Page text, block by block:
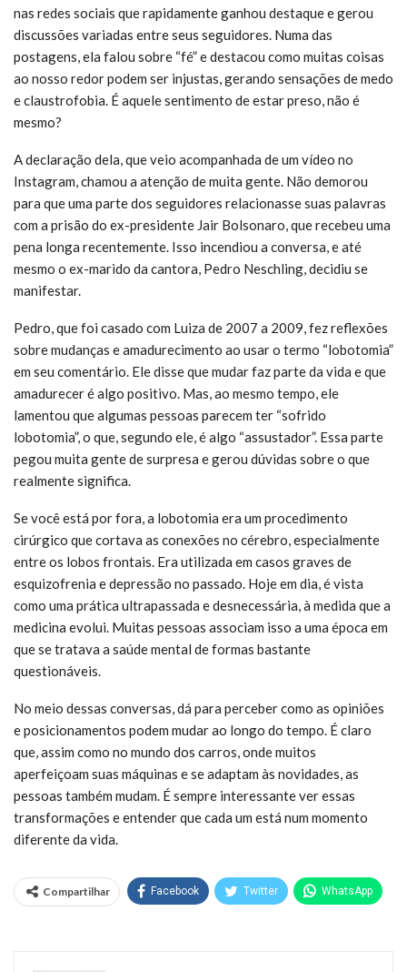
nas redes sociais que rapidamente ganhou destaque e gerou
discussões variadas entre seus seguidores. Numa das
postagens, ela falou sobre “fé” e destacou como muitas coisas
ao nosso redor podem ser injustas, gerando sensações de medo
e claustrofobia. É aquele sentimento de estar preso, não é
mesmo?
A declaração dela, que veio acompanhada de um vídeo no
Instagram, chamou a atenção de muita gente. Não demorou
para que uma parte dos seguidores relacionasse suas palavras
com a prisão do ex-presidente Jair Bolsonaro, que recebeu uma
pena longa recentemente. Isso incendiou a conversa, e até
mesmo o ex-marido da cantora, Pedro Neschling, decidiu se
manifestar.
Pedro, que foi casado com Luiza de 2007 a 2009, fez reflexões
sobre mudanças e amadurecimento ao usar o termo “lobotomia”
em seu comentário. Ele disse que mudar faz parte da vida e que
amadurecer é algo positivo. Mas, ao mesmo tempo, ele
lamentou que algumas pessoas parecem ter “sofrido
lobotomia”, o que, segundo ele, é algo “assustador”. Essa parte
pegou muita gente de surpresa e gerou dúvidas sobre o que
realmente significa.
Se você está por fora, a lobotomia era um procedimento
cirúrgico que cortava as conexões no cérebro, especialmente
entre os lobos frontais. Era utilizada em casos graves de
esquizofrenia e depressão no passado. Hoje em dia, é vista
como uma prática ultrapassada e desnecessária, à medida que a
medicina evolui. Muitas pessoas associam isso a uma época em
que se tratava a saúde mental de formas bastante
questionáveis.
No meio dessas conversas, dá para perceber como as opiniões
e posicionamentos podem mudar ao longo do tempo. É claro
que, assim como no mundo dos carros, onde muitos
aperfeiçoam suas máquinas e se adaptam às novidades, as
pessoas também mudam. É sempre interessante ver essas
transformações e entender que cada um está num momento
diferente da vida.
Compartilhar Facebook Twitter WhatsApp